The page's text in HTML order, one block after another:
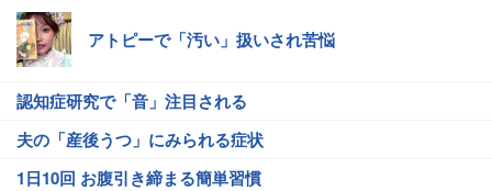
アトピーで「汚い」扱いされ苦悩
認知症研究で「音」注目される
夫の「産後うつ」にみられる症状
1日10回 お腹引き締まる簡単習慣